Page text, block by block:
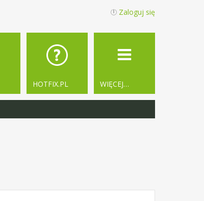
Zaloguj się
WIĘCEJ…
HOTFIX.PL